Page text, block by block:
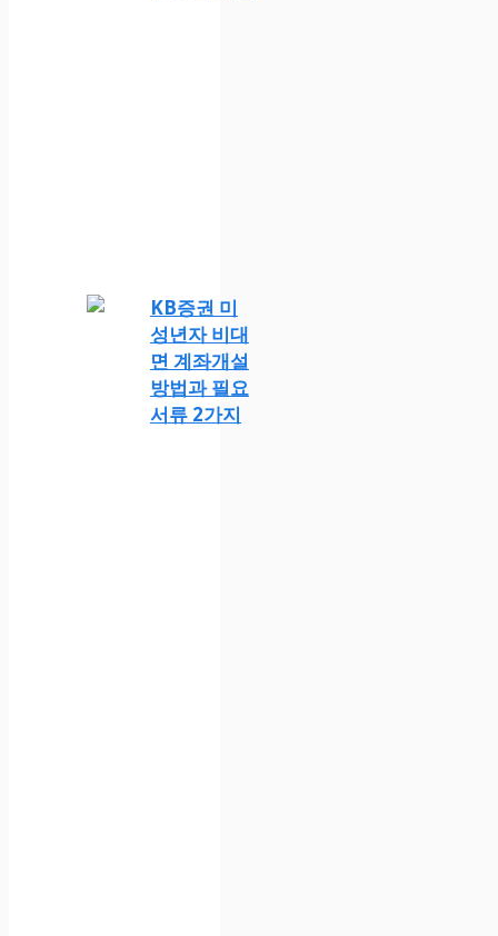
KB증권 미
성년자 비대
면 계좌개설
방법과 필요
서류 2가지